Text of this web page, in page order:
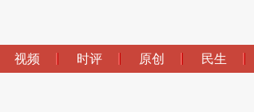
视频 时评 原创 民生